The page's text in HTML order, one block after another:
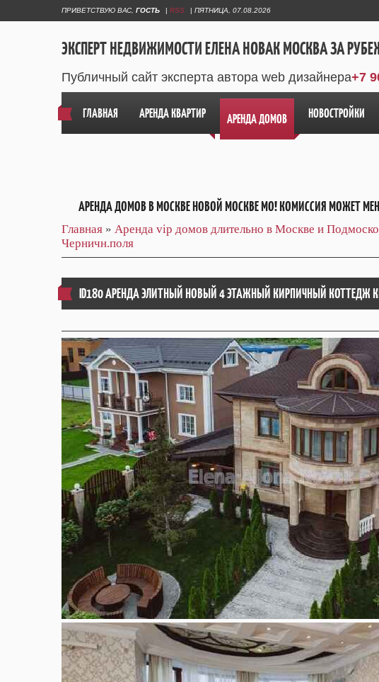
ПРИВЕТСТВУЮ ВАС ГОСТЬ | RSS | ПЯТНИЦА, 07.08.2026
ЭКСПЕРТ НЕДВИЖИМОСТИ ЕЛЕНА НОВАК МОСКВА ЗА
Публичный сайт эксперта автора web дизайнера+7
ГЛАВНАЯ АРЕНДА КВАРТИР АРЕНДА ДОМОВ НОВОСТРОЙКИ
АРЕНДА ДОМОВ В МОСКВЕ НОВОЙ МОСКВЕ МО! КОМИССИЯ МОЖЕТ
Главная » Аренда vip домов длительно в Москве и
Черничн.поля
ID180 АРЕНДА ЭЛИТНЫЙ НОВЫЙ 4 ЭТАЖНЫЙ КИРПИЧНЫЙ КОТТЕДЖ